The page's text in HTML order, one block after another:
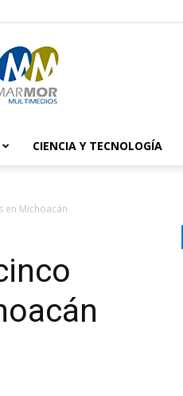
Marmor
CIENCIA Y TECNOLOGÍA
Michoacán